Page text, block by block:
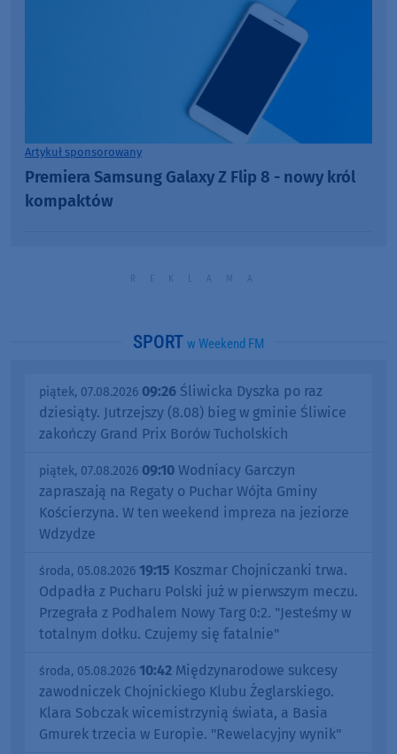
Artykuł sponsorowany
Premiera Samsung Galaxy Z Flip 8 - nowy król
kompaktów
SPORT w Weekend FM
piątek, 07.08.2026 09:26 Śliwicka Dyszka po raz
dziesiąty. Jutrzejszy (8.08) bieg w gminie Śliwice
zakończy Grand Prix Borów Tucholskich
piątek, 07.08.2026 09:10 Wodniacy Garczyn
zapraszają na Regaty o Puchar Wójta Gminy
Kościerzyna. W ten weekend impreza na jeziorze
Wdzydze
środa, 05.08.2026 19:15 Koszmar Chojniczanki trwa.
Odpadła z Pucharu Polski już w pierwszym meczu.
Przegrała z Podhalem Nowy Targ 0:2. "Jesteśmy w
totalnym dołku. Czujemy się fatalnie"
środa, 05.08.2026 10:42 Międzynarodowe sukcesy
zawodniczek Chojnickiego Klubu Żeglarskiego.
Klara Sobczak wicemistrzynią świata, a Basia
Gmurek trzecia w Europie. "Rewelacyjny wynik"